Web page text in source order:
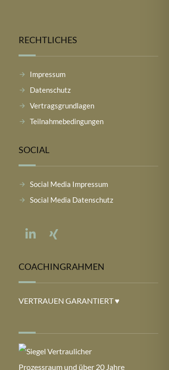
RECHTLICHES
Impressum
Datenschutz
Vertragsgrundlagen
Teilnahmebedingungen
SOCIAL
Social Media Impressum
Social Media Datenschutz
COACHINGRAHMEN
VERTRAUEN GARANTIERT ♥︎